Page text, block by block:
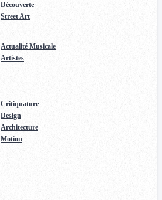
Découverte
Street Art
Actualité Musicale
Artistes
Critiquature
Design
Architecture
Motion